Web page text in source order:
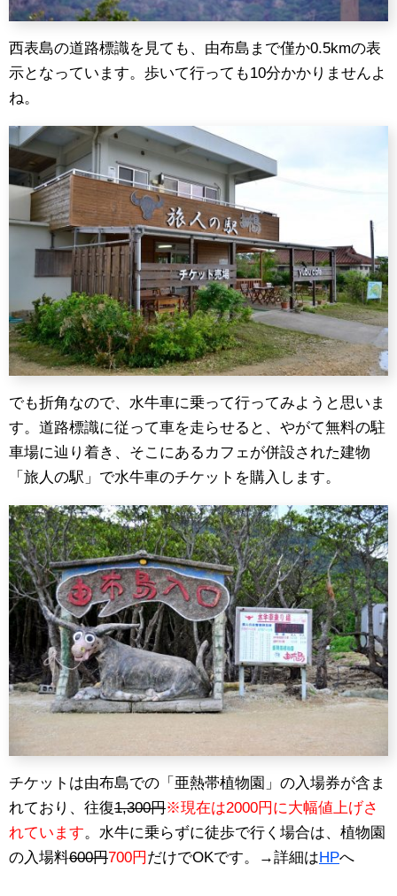
西表島の道路標識を見ても、由布島まで僅か0.5kmの表
示となっています。歩いて行っても10分かかりませんよ
ね。
でも折角なので、水牛車に乗って行ってみようと思いま
す。道路標識に従って車を走らせると、やがて無料の駐
車場に辿り着き、そこにあるカフェが併設された建物
「旅人の駅」で水牛車のチケットを購入します。
チケットは由布島での「亜熱帯植物園」の入場券が含ま
れており、往復1,300円※現在は2000円に大幅値上げさ
れています。水牛に乗らずに徒歩で行く場合は、植物園
の入場料600円700円 だけでOKです。→詳細はHPへ